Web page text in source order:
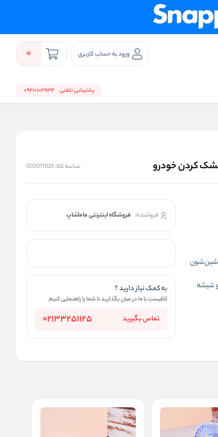
ورود به حساب کاربری 0
پشتیبانی تلفنی 09210102934
کردن خودرو شناسه کالا:003011025
ماشین‌شون
شیشه
فروشنده: فروشگاه اینترنتی ماماشاپ
به کمک نیاز دارید ؟
کافیست با ما در میان بگذارید تا شما را راهنمایی کنیم
تماس بگیرید 02133251125